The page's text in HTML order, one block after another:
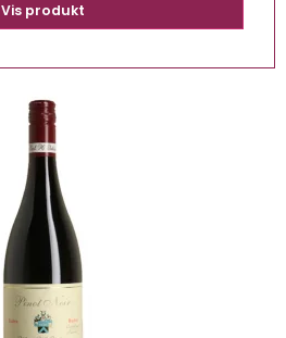
Vis produkt